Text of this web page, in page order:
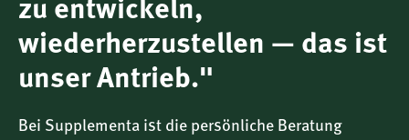
Energie
330,2 kcal
zu entwickeln,
wiederherzustellen — das ist
unser Antrieb."
Bei Supplementa ist die persönliche Beratung